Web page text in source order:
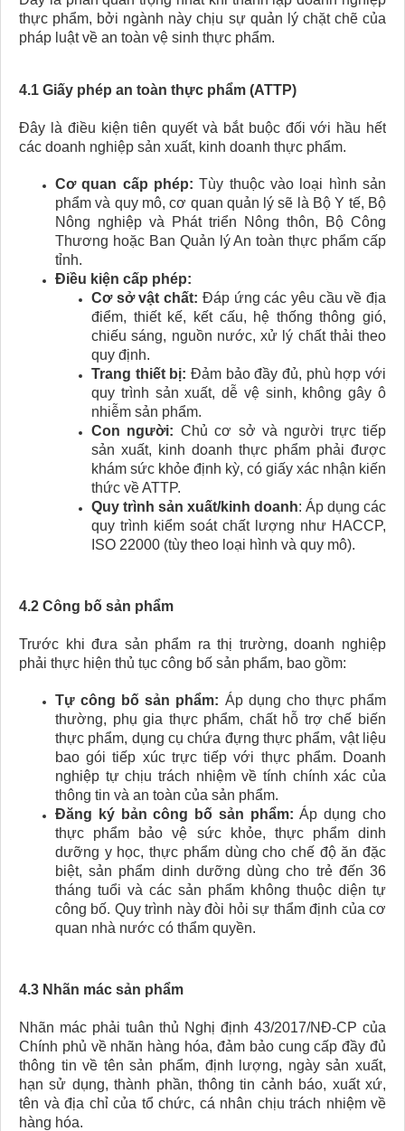
thực phẩm, bởi ngành này chịu sự quản lý chặt chẽ của
pháp luật về an toàn vệ sinh thực phẩm.
4.1 Giấy phép an toàn thực phẩm (ATTP)
Đây là điều kiện tiên quyết và bắt buộc đối với hầu hết
các doanh nghiệp sản xuất, kinh doanh thực phẩm.
Cơ quan cấp phép: Tùy thuộc vào loại hình sản
phẩm và quy mô, cơ quan quản lý sẽ là Bộ Y tế, Bộ
Nông nghiệp và Phát triển Nông thôn, Bộ Công
Thương hoặc Ban Quản lý An toàn thực phẩm cấp
tỉnh.
Điều kiện cấp phép:
Cơ sở vật chất: Đáp ứng các yêu cầu về địa
điểm, thiết kế, kết cấu, hệ thống thông gió,
chiếu sáng, nguồn nước, xử lý chất thải theo
quy định.
Trang thiết bị: Đảm bảo đầy đủ, phù hợp với
quy trình sản xuất, dễ vệ sinh, không gây ô
nhiễm sản phẩm.
Con người: Chủ cơ sở và người trực tiếp
sản xuất, kinh doanh thực phẩm phải được
khám sức khỏe định kỳ, có giấy xác nhận kiến
thức về ATTP.
Quy trình sản xuất/kinh doanh: Áp dụng các
quy trình kiểm soát chất lượng như HACCP,
ISO 22000 (tùy theo loại hình và quy mô).
4.2 Công bố sản phẩm
Trước khi đưa sản phẩm ra thị trường, doanh nghiệp
phải thực hiện thủ tục công bố sản phẩm, bao gồm:
Tự công bố sản phẩm: Áp dụng cho thực phẩm
thường, phụ gia thực phẩm, chất hỗ trợ chế biến
thực phẩm, dụng cụ chứa đựng thực phẩm, vật liệu
bao gói tiếp xúc trực tiếp với thực phẩm. Doanh
nghiệp tự chịu trách nhiệm về tính chính xác của
thông tin và an toàn của sản phẩm.
Đăng ký bản công bố sản phẩm:Áp dụng cho
thực phẩm bảo vệ sức khỏe, thực phẩm dinh
dưỡng y học, thực phẩm dùng cho chế độ ăn đặc
biệt, sản phẩm dinh dưỡng dùng cho trẻ đến 36
tháng tuổi và các sản phẩm không thuộc diện tự
công bố. Quy trình này đòi hỏi sự thẩm định của cơ
quan nhà nước có thẩm quyền.
4.3 Nhãn mác sản phẩm
Nhãn mác phải tuân thủ Nghị định 43/2017/NĐ-CP của
Chính phủ về nhãn hàng hóa, đảm bảo cung cấp đầy đủ
thông tin về tên sản phẩm, định lượng, ngày sản xuất,
hạn sử dụng, thành phần, thông tin cảnh báo, xuất xứ,
tên và địa chỉ của tổ chức, cá nhân chịu trách nhiệm về
hàng hóa.